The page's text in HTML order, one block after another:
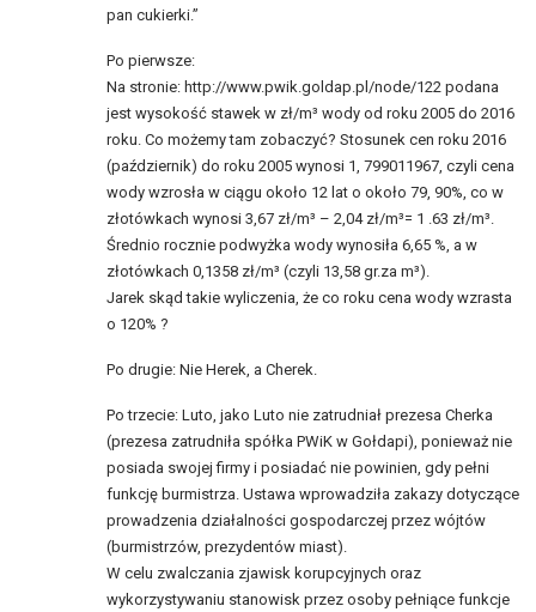
pan cukierki.”
Po pierwsze:
Na stronie: http://www.pwik.goldap.pl/node/122 podana
jest wysokość stawek w zł/m³ wody od roku 2005 do 2016
roku. Co możemy tam zobaczyć? Stosunek cen roku 2016
(październik) do roku 2005 wynosi 1, 799011967, czyli cena
wody wzrosła w ciągu około 12 lat o około 79, 90%, co w
złotówkach wynosi 3,67 zł/m³ – 2,04 zł/m³= 1 .63 zł/m³.
Średnio rocznie podwyżka wody wynosiła 6,65 %, a w
złotówkach 0,1358 zł/m³ (czyli 13,58 gr.za m³).
Jarek skąd takie wyliczenia, że co roku cena wody wzrasta
o 120% ?
Po drugie: Nie Herek, a Cherek.
Po trzecie: Luto, jako Luto nie zatrudniał prezesa Cherka
(prezesa zatrudniła spółka PWiK w Gołdapi), ponieważ nie
posiada swojej firmy i posiadać nie powinien, gdy pełni
funkcję burmistrza. Ustawa wprowadziła zakazy dotyczące
prowadzenia działalności gospodarczej przez wójtów
(burmistrzów, prezydentów miast).
W celu zwalczania zjawisk korupcyjnych oraz
wykorzystywaniu stanowisk przez osoby pełniące funkcje